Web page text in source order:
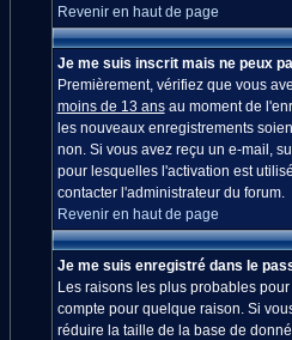
Revenir en haut de page
Je me suis inscrit mais ne peux
Premièrement, vérifiez que vous
moins de 13 ansau moment de
les nouveaux enregistrements
non. Si vous avez reçu un e-mail,
pour lesquelles l'activation est
contacter l'administrateur du forum.
Revenir en haut de page
Je me suis enregistré dans le
Les raisons les plus probables
compte pour quelque raison. Si
réduire la taille de la base de